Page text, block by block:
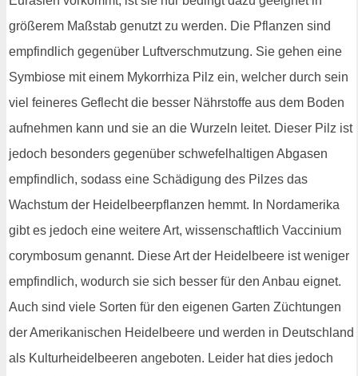
größerem Maßstab genutzt zu werden. Die Pflanzen sind
empfindlich gegenüber Luftverschmutzung. Sie gehen eine
Symbiose mit einem Mykorrhiza Pilz ein, welcher durch sein
viel feineres Geflecht die besser Nährstoffe aus dem Boden
aufnehmen kann und sie an die Wurzeln leitet. Dieser Pilz ist
jedoch besonders gegenüber schwefelhaltigen Abgasen
empfindlich, sodass eine Schädigung des Pilzes das
Wachstum der Heidelbeerpflanzen hemmt. In Nordamerika
gibt es jedoch eine weitere Art, wissenschaftlich Vaccinium
corymbosum genannt. Diese Art der Heidelbeere ist weniger
empfindlich, wodurch sie sich besser für den Anbau eignet.
Auch sind viele Sorten für den eigenen Garten Züchtungen
der Amerikanischen Heidelbeere und werden in Deutschland
als Kulturheidelbeeren angeboten. Leider hat dies jedoch